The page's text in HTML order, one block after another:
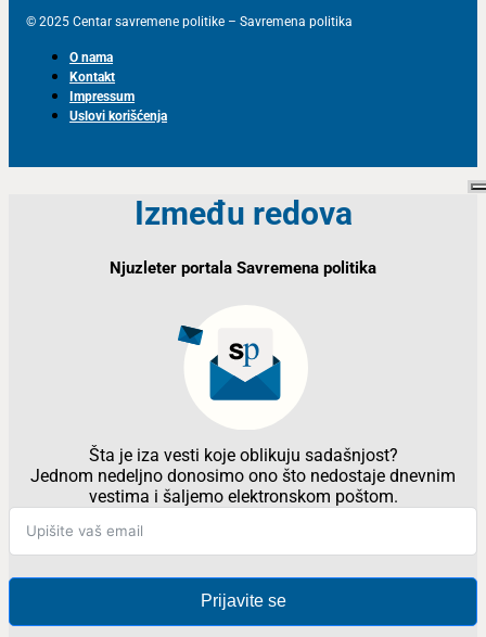
© 2025 Centar savremene politike – Savremena politika
O nama
Kontakt
Impressum
Uslovi korišćenja
Između redova
Njuzleter portala Savremena politika
Šta je iza vesti koje oblikuju sadašnjost?
Jednom nedeljno donosimo ono što nedostaje dnevnim
vestima i šaljemo elektronskom poštom.
Prijavite se